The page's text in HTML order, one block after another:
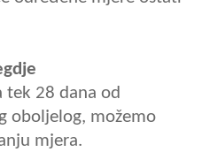
tek 28 dana od
oboljelog, možemo
mjera.